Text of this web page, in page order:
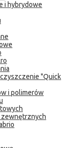
i hybrydowe
"Quick
i polimerów
zewnętrznych